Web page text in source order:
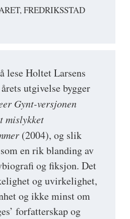
FREDRIKSSTAD
lese Holtet Larsens
utgivelse bygger
Gynt-versjonen
mislykket
(2004), og slik
en rik blanding av
og fiksjon. Det
og uvirkelighet,
og ikke minst om
forfatterskap og